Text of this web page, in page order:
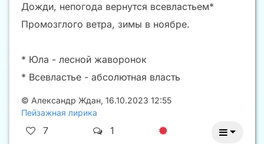
Дожди, непогода вернутся всевластьем*
Промозглого ветра, зимы в ноябре.
* Юла - лесной жаворонок
* Всевластье - абсолютная власть
© Александр Ждан, 16.10.2023 12:55
Пейзажная лирика
7 1